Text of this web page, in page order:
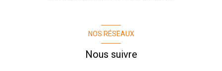
NOS RÉSEAUX
Nous suivre